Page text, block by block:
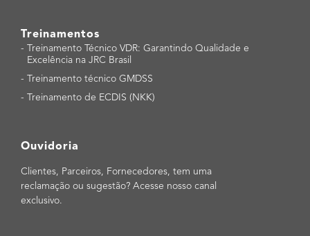
Treinamentos
-
Treinamento Técnico VDR: Garantindo Qualidade e
Excelência na JRC Brasil
-
Treinamento técnico GMDSS
-
Treinamento de ECDIS (NKK)
Ouvidoria
Clientes, Parceiros, Fornecedores, tem uma
reclamação ou sugestão? Acesse nosso canal
exclusivo.